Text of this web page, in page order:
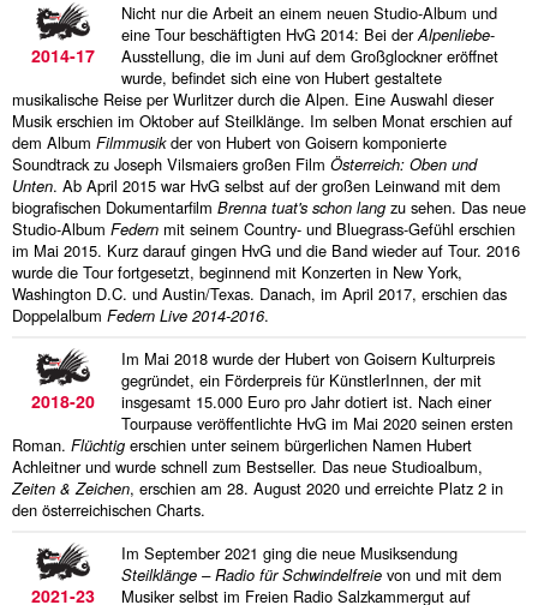
2014-17
Nicht nur die Arbeit an einem neuen Studio-Album und
eine Tour beschäftigten HvG 2014: Bei derAlpenliebe-
Ausstellung, die im Juni auf dem Großglockner eröffnet
wurde, befindet sich eine von Hubert gestaltete
musikalische Reise per Wurlitzer durch die Alpen. Eine Auswahl dieser
Musik erschien im Oktober auf Steilklänge. Im selben Monat erschien auf
dem Album Filmmusikder von Hubert von Goisern komponierte
Soundtrack zu Joseph Vilsmaiers großen Film Österreich: Oben und
Unten. Ab April 2015 war HvG selbst auf der großen Leinwand mit dem
biografischen Dokumentarfilm Brenna tuat's schon lang zu sehen. Das neue
Studio-Album Federn mit seinem Country- und Bluegrass-Gefühl erschien
im Mai 2015. Kurz darauf gingen HvG und die Band wieder auf Tour. 2016
wurde die Tour fortgesetzt, beginnend mit Konzerten in New York,
Washington D.C. und Austin/Texas. Danach, im April 2017, erschien das
Doppelalbum Federn Live 2014-2016.
2018-20
Im Mai 2018 wurde der Hubert von Goisern Kulturpreis
gegründet, ein Förderpreis für KünstlerInnen, der mit
insgesamt 15.000 Euro pro Jahr dotiert ist. Nach einer
Tourpause veröffentlichte HvG im Mai 2020 seinen ersten
Roman. Flüchtig erschien unter seinem bürgerlichen Namen Hubert
Achleitner und wurde schnell zum Bestseller. Das neue Studioalbum,
Zeiten & Zeichen, erschien am 28. August 2020 und erreichte Platz 2 in
den österreichischen Charts.
2021-23
Im September 2021 ging die neue Musiksendung
Steilklänge – Radio für Schwindelfreie von und mit dem
Musiker selbst im Freien Radio Salzkammergut auf